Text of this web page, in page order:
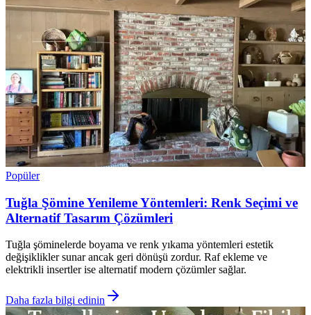
Popüler
Tuğla Şömine Yenileme Yöntemleri: Renk Seçimi ve
Alternatif Tasarım Çözümleri
Tuğla şöminelerde boyama ve renk yıkama yöntemleri estetik
değişiklikler sunar ancak geri dönüşü zordur. Raf ekleme ve
elektrikli insertler ise alternatif modern çözümler sağlar.
Daha fazla bilgi edinin